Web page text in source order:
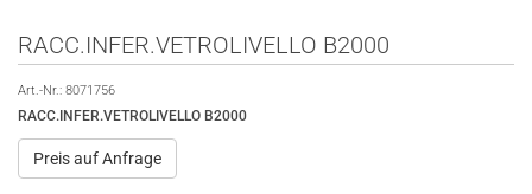
RACC.INFER.VETROLIVELLO B2000
Art.-Nr.: 8071756
RACC.INFER.VETROLIVELLO B2000
Preis auf Anfrage